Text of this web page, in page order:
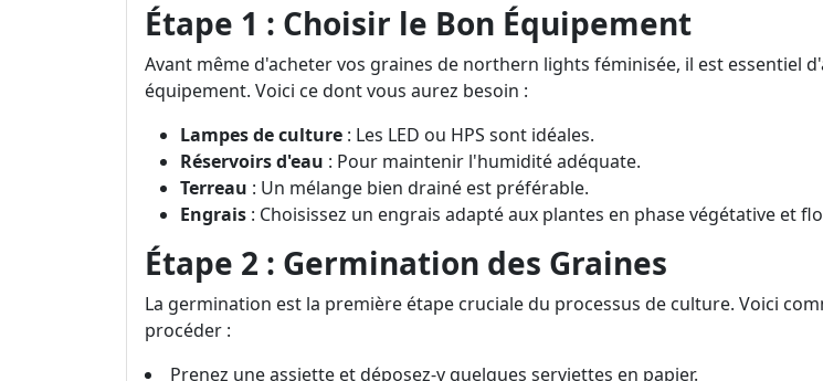
Étape 1 : Choisir le Bon Équipement
Avant même d'acheter vos graines de northern lights féminisée, il est essentiel
équipement. Voici ce dont vous aurez besoin :
Lampes de culture : Les LED ou HPS sont idéales.
Réservoirs d'eau : Pour maintenir l'humidité adéquate.
Terreau : Un mélange bien drainé est préférable.
Engrais : Choisissez un engrais adapté aux plantes en phase végétative et
Étape 2 : Germination des Graines
La germination est la première étape cruciale du processus de culture. Voici
procéder :
Prenez une assiette et déposez-y quelques serviettes en papier.